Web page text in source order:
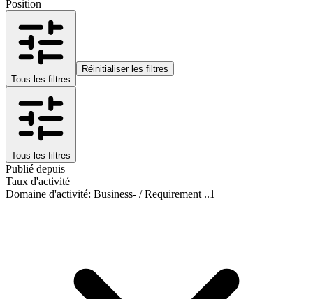
Position
Tous les filtres
Réinitialiser les filtres
Tous les filtres
Publié depuis
Taux d'activité
Domaine d'activité: Business- / Requirement ..1